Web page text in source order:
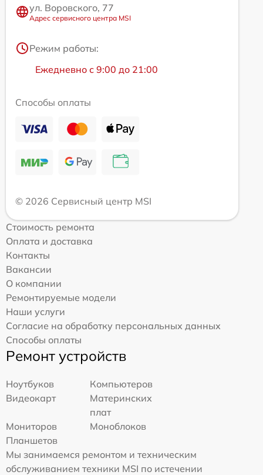
ул. Воровского, 77
Адрес сервисного центра MSI
Режим работы:
Ежедневно с 9:00 до 21:00
Способы оплаты
© 2026 Сервисный центр MSI
Стоимость ремонта
Оплата и доставка
Контакты
Вакансии
О компании
Ремонтируемые модели
Наши услуги
Согласие на обработку персональных данных
Способы оплаты
Ремонт устройств
Ноутбуков
Компьютеров
Видеокарт
Материнских
плат
Мониторов
Моноблоков
Планшетов
Мы занимаемся ремонтом и техническим
обслуживанием техники MSI по истечении